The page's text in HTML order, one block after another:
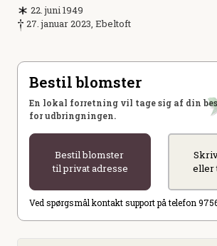
22. juni 1949
27. januar 2023, Ebeltoft
Bestil blomster
En lokal forretning vil tage sig af din
for udbringningen.
Bestil blomster
til privat adresse
eller
Ved spørgsmål kontakt support på telefon